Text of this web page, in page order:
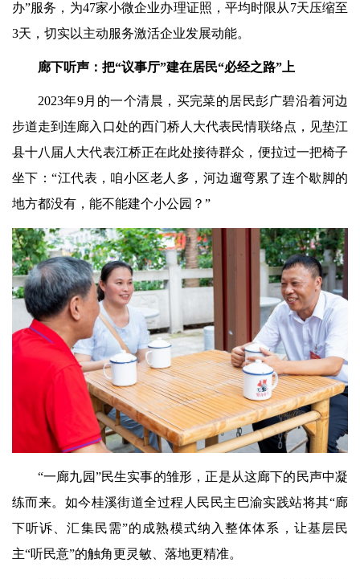
办”服务，为47家小微企业办理证照，平均时限从7天压缩至
3天，切实以主动服务激活企业发展动能。
廊下听声：把“议事厅”建在居民“必经之路”上
2023年9月的一个清晨，买完菜的居民彭广碧沿着河边
步道走到连廊入口处的西门桥人大代表民情联络点，见垫江
县十八届人大代表江桥正在此处接待群众，便拉过一把椅子
坐下：“江代表，咱小区老人多，河边遛弯累了连个歇脚的
地方都没有，能不能建个小公园？”
“一廊九园”民生实事的雏形，正是从这廊下的民声中凝
练而来。如今桂溪街道全过程人民民主巴渝实践站将其“廊
下听诉、汇集民需”的成熟模式纳入整体体系，让基层民
主“听民意”的触角更灵敏、落地更精准。